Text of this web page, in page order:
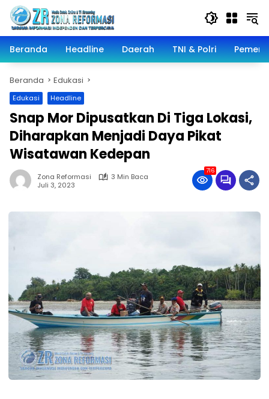
Langsung
konten
Beranda
Headline Daerah TNI & Polri
Beranda Edukasi
Edukasi Headline
Snap Mor Dipusatkan Di Tiga Lokasi,
Diharapkan Menjadi Daya Pikat
Wisatawan Kedepan
Zona Reformasi
3 Min Baca
Juli 3, 2023
716